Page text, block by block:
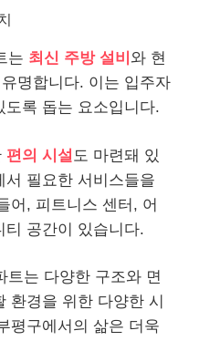
는 최신 주방 설비 와 현
명합니다. 이는 입주자
록 돕는 요소입니다.
편의 시설 도 마련돼 있
필요한 서비스들을
어, 피트니스 센터, 어
티 공간이 있습니다.
트는 다양한 구조와 면
환경을 위한 다양한 시
평구에서의 삶은 더욱